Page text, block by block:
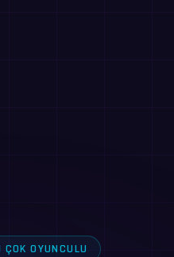
OYUNCULU